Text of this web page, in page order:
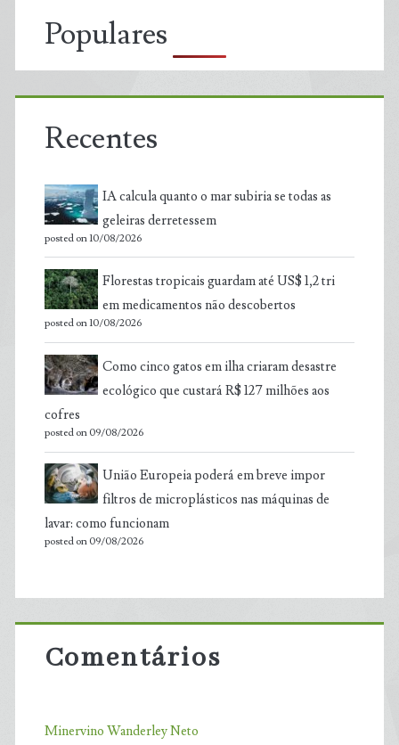
Populares
Recentes
IA calcula quanto o mar subiria se todas as
geleiras derretessem
posted on 10/08/2026
Florestas tropicais guardam até US$ 1,2 tri
em medicamentos não descobertos
posted on 10/08/2026
Como cinco gatos em ilha criaram desastre
ecológico que custará R$ 127 milhões aos
cofres
posted on 09/08/2026
União Europeia poderá em breve impor
filtros de microplásticos nas máquinas de
lavar: como funcionam
posted on 09/08/2026
Comentários
Minervino Wanderley Neto